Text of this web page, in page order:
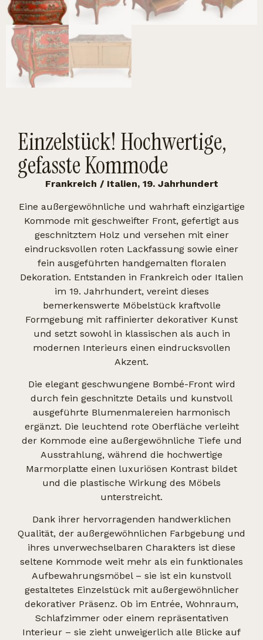
Einzelstück! Hochwertige,
gefasste Kommode
Frankreich / Italien, 19. Jahrhundert
Eine außergewöhnliche und wahrhaft einzigartige
Kommode mit geschweifter Front, gefertigt aus
geschnitztem Holz und versehen mit einer
eindrucksvollen roten Lackfassung sowie einer
fein ausgeführten handgemalten floralen
Dekoration. Entstanden in Frankreich oder Italien
im 19. Jahrhundert, vereint dieses
bemerkenswerte Möbelstück kraftvolle
Formgebung mit raffinierter dekorativer Kunst
und setzt sowohl in klassischen als auch in
modernen Interieurs einen eindrucksvollen
Akzent.
Die elegant geschwungene Bombé-Front wird
durch fein geschnitzte Details und kunstvoll
ausgeführte Blumenmalereien harmonisch
ergänzt. Die leuchtend rote Oberfläche verleiht
der Kommode eine außergewöhnliche Tiefe und
Ausstrahlung, während die hochwertige
Marmorplatte einen luxuriösen Kontrast bildet
und die plastische Wirkung des Möbels
unterstreicht.
Dank ihrer hervorragenden handwerklichen
Qualität, der außergewöhnlichen Farbgebung und
ihres unverwechselbaren Charakters ist diese
seltene Kommode weit mehr als ein funktionales
Aufbewahrungsmöbel – sie ist ein kunstvoll
gestaltetes Einzelstück mit außergewöhnlicher
dekorativer Präsenz. Ob im Entrée, Wohnraum,
Schlafzimmer oder einem repräsentativen
Interieur – sie zieht unweigerlich alle Blicke auf